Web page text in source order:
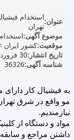
عنوان:استخدام
تهران
موضوع آگهی:
موقعیت:کشور ایران
تاریخ انتشار:30 فروردین 1405
شناسه آگهی:36326
به فیشیال کار
مو واقع در شرق
نیازمندیم.
مواد و دستگاه از
داشتن مراجع و